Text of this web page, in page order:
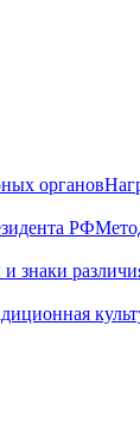
органов
РФ
знаки